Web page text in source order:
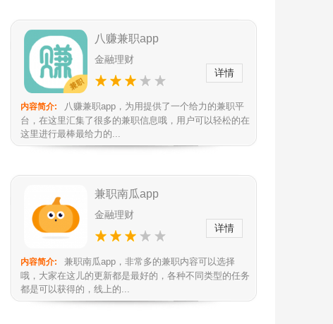
八赚兼职app
金融理财
详情
内容简介:
八赚兼职app，为用提供了一个给力的兼职平
台，在这里汇集了很多的兼职信息哦，用户可以轻松的在
这里进行最棒最给力的...
兼职南瓜app
金融理财
详情
内容简介:
兼职南瓜app，非常多的兼职内容可以选择
哦，大家在这儿的更新都是最好的，各种不同类型的任务
都是可以获得的，线上的...